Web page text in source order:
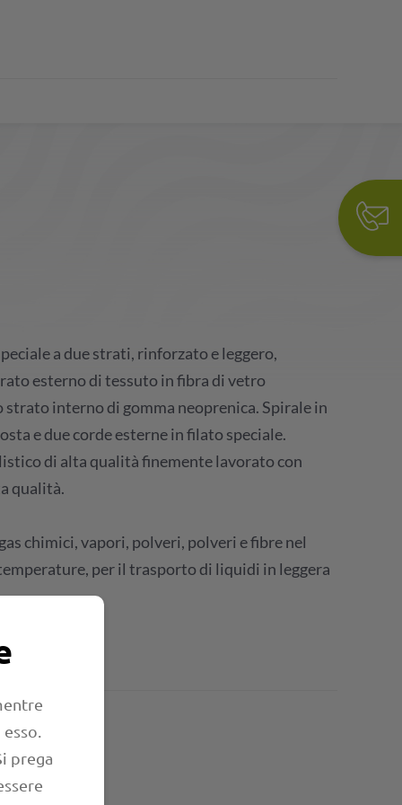
a due strati, rinforzato e leggero,
esterno di tessuto in fibra di vetro
strato interno di gomma neoprenica. Spirale in
e due corde esterne in filato speciale.
di alta qualità finemente lavorato con
qualità.
chimici, vapori, polveri, polveri e fibre nel
per il trasporto di liquidi in leggera
prega